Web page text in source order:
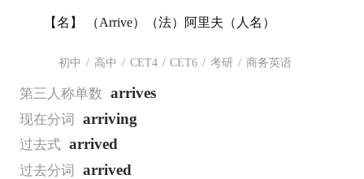
【名】 （Arrive）（法）阿里夫（人名）
初中 / 高中 / CET4 / CET6 / 考研 / 商务英语
第三人称单数 arrives
现在分词 arriving
过去式 arrived
过去分词 arrived